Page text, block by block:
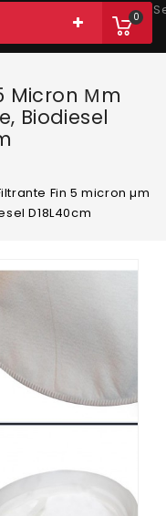
0
Micron Μm
Biodiesel
Fin 5 micron µm
D18L40cm